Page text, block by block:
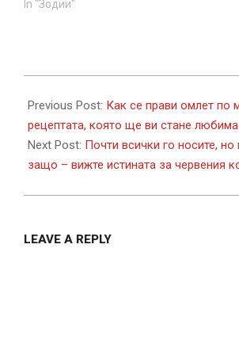
In "Зодии"
10-
15
Previous Post: Как се прави омлет по
рецептата, която ще ви стане
Next Post: Почти всички го носите, но
защо – вижте истината за червения
LEAVE A REPLY